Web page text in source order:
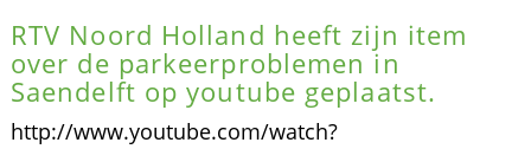
RTV Noord Holland heeft zijn item
over de parkeerproblemen in
Saendelft op youtube geplaatst.
http://www.youtube.com/watch?